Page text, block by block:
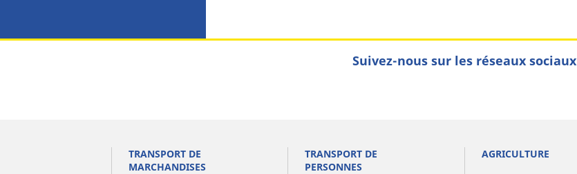
Suivez-nous sur les réseaux sociaux
TRANSPORT DE
MARCHANDISES
TRANSPORT DE
PERSONNES
AGRICULTURE